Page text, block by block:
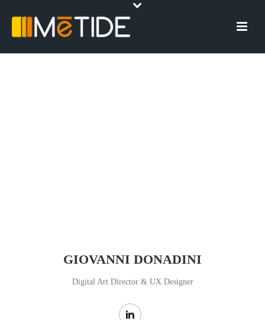
GIOVANNI DONADINI
Digital Art Director & UX Designer